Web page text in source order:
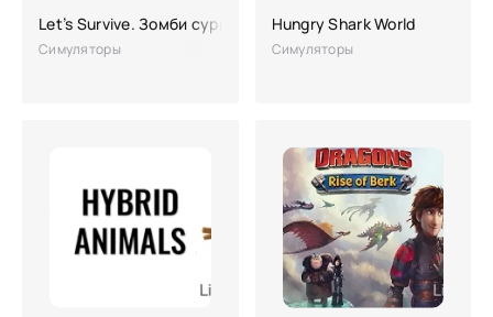
Let’s Survive. Зомби сурвайвал
Симуляторы
Hungry Shark World
Симуляторы